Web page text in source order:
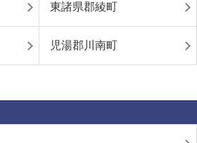
東諸県郡綾町
児湯郡川南町